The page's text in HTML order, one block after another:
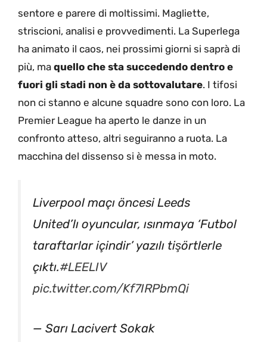
sentore e parere di moltissimi. Magliette,
striscioni, analisi e provvedimenti. La Superlega
ha animato il caos, nei prossimi giorni si saprà di
più, ma quello che sta succedendo dentro e
fuori gli stadi non è da sottovalutare. I tifosi
non ci stanno e alcune squadre sono con loro. La
Premier League ha aperto le danze in un
confronto atteso, altri seguiranno a ruota. La
macchina del dissenso si è messa in moto.
Liverpool maçı öncesi Leeds
United’lı oyuncular, ısınmaya ‘Futbol
taraftarlar içindir’ yazılı tişörtlerle
çıktı.#LEELIV
pic.twitter.com/Kf7IRPbmQi
— Sarı Lacivert Sokak